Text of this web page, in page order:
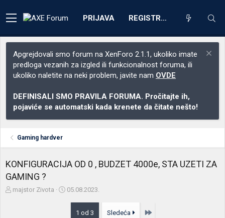
PRIJAVA REGISTRACIJA
Apgrejdovali smo forum na XenForo 2.1.1, ukoliko imate
predloga vezanih za izgled ili funkcionalnost foruma, ili
ukoliko naletite na neki problem, javite nam OVDE
DEFINISALI SMO PRAVILA FORUMA. Pročitajte ih,
pojaviće se automatski kada krenete da čitate nešto!
Gaming hardver
KONFIGURACIJA OD 0 , BUDZET 4000e, STA UZETI ZA
GAMING ?
Z
majstor Zivota
D
05.08.2023.
1 od 3 Sledeća Poslednja